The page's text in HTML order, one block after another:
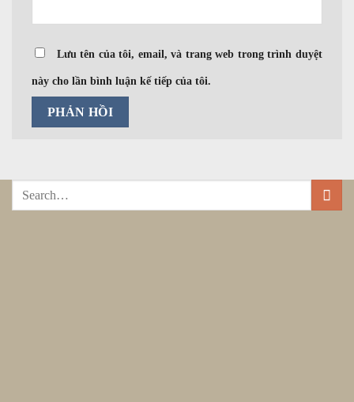
Lưu tên của tôi, email, và trang web trong trình duyệt
này cho lần bình luận kế tiếp của tôi.